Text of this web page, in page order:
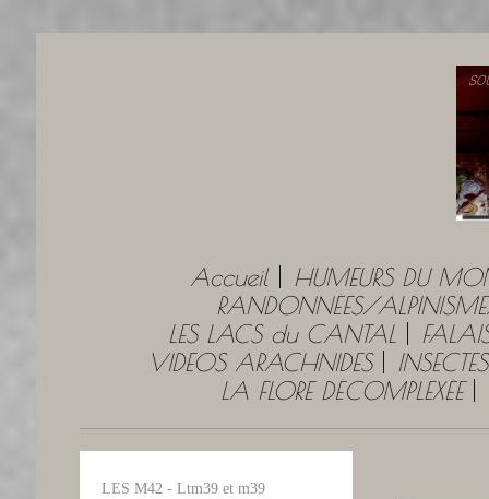
Accueil
HUMEURS DU
RANDONNÉES/
LES LACS du CANTAL
VIDEOS ARACHNIDES
INSECTES
LA FLORE DÉCOMPLEXÉE
LES M42 - Ltm39 et m39